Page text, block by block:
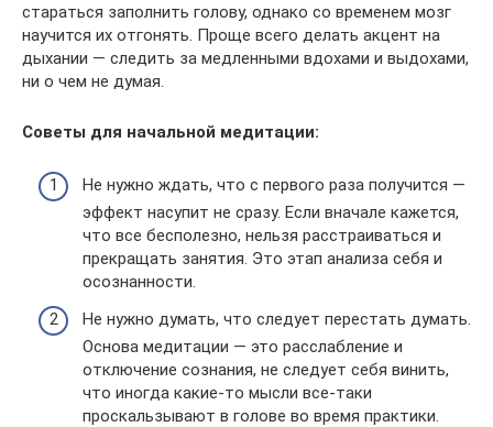
стараться заполнить голову, однако со временем мозг
научится их отгонять. Проще всего делать акцент на
дыхании — следить за медленными вдохами и выдохами,
ни о чем не думая.
Советы для начальной медитации:
Не нужно ждать, что с первого раза получится —
эффект насупит не сразу. Если вначале кажется,
что все бесполезно, нельзя расстраиваться и
прекращать занятия. Это этап анализа себя и
осознанности.
Не нужно думать, что следует перестать думать.
Основа медитации — это расслабление и
отключение сознания, не следует себя винить,
что иногда какие-то мысли все-таки
проскальзывают в голове во время практики.